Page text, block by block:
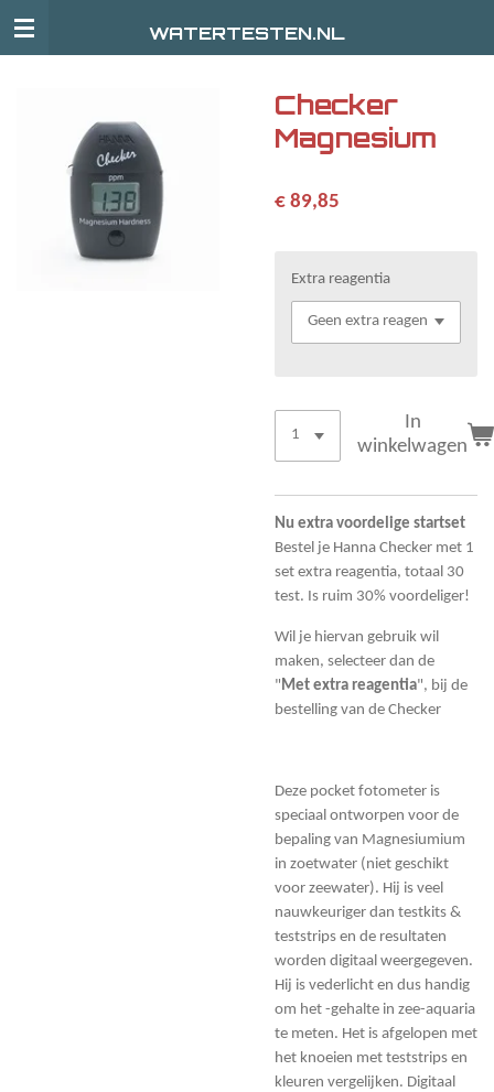
Ga
hoofdinhoud
WATERTESTEN.NL
Checker
Magnesium
€ 89,85
Extra reagentia
In
winkelwagen
Nu extra voordelige startset
Bestel je Hanna Checker met 1
set extra reagentia, totaal 30
test. Is ruim 30% voordeliger!
Wil je hiervan gebruik wil
maken, selecteer dan de
" Met extra reagentia", bij de
bestelling van de Checker
Deze pocket fotometer is
speciaal ontworpen voor de
bepaling van Magnesiumium
in zoetwater (niet geschikt
voor zeewater). Hij is veel
nauwkeuriger dan testkits &
teststrips en de resultaten
worden digitaal weergegeven.
Hij is vederlicht en dus handig
om het -gehalte in zee-aquaria
te meten. Het is afgelopen met
het knoeien met teststrips en
kleuren vergelijken. Digitaal